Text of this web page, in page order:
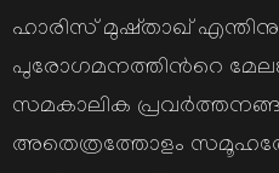
ഹാരിസ് മുഷ്താഖ്
പുരോഗമനത്തിന്‍റെ
സമകാലിക
അതെത്രത്തോളം